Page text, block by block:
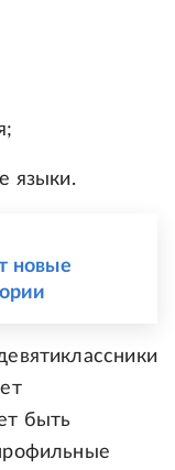
языки.
новые
быть